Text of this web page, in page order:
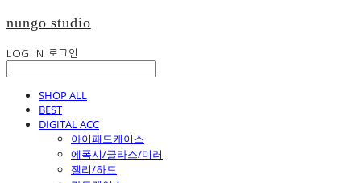
nungo studio
LOG IN 로그인
SHOP ALL
BEST
DIGITAL ACC
아이패드케이스
에폭시/글라스/미러
젤리/하드